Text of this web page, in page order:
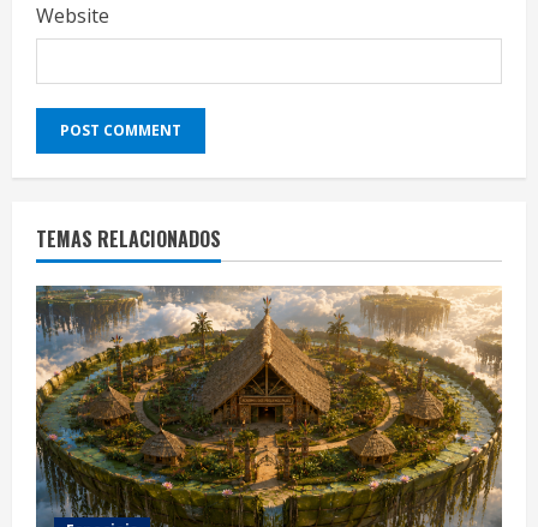
Website
TEMAS RELACIONADOS